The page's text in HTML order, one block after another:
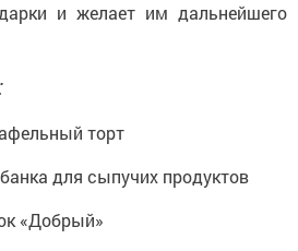
и желает им дальнейшего
торт
для сыпучих продуктов
«Добрый»